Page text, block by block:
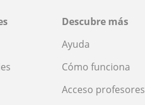
Descubre más
Ayuda
Cómo funciona
Acceso profesores